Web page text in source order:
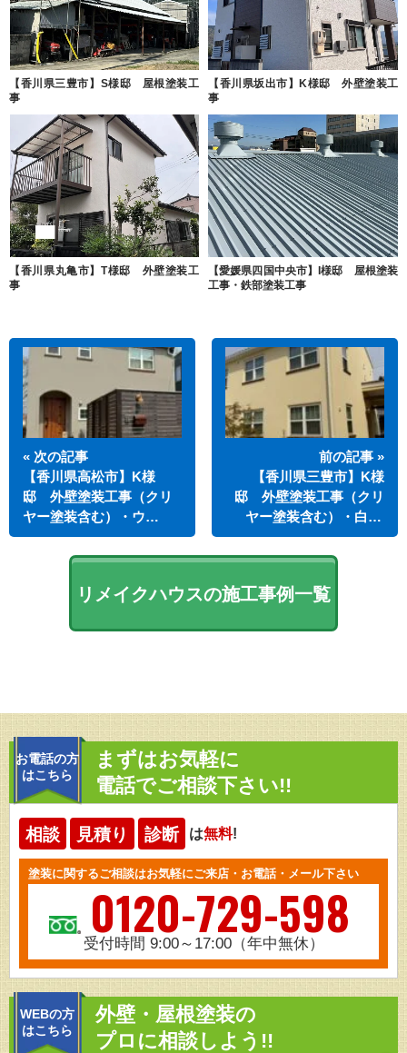
【香川県三豊市】S様邸 屋根塗装工
事
【香川県坂出市】K様邸 外壁塗装工
事
【香川県丸亀市】T様邸 外壁塗装工
事
【愛媛県四国中央市】I様邸 屋根塗装
工事・鉄部塗装工事
« 次の記事
【香川県高松市】K様
邸 外壁塗装工事（クリ
ヤー塗装含む）・ウ…
前の記事 »
【香川県三豊市】K様
邸 外壁塗装工事（クリ
ヤー塗装含む）・白…
リメイクハウスの施工事例一覧
お電話の方
はこちら
まずはお気軽に
電話でご相談下さい!!
相談 見積り 診断 は無料!
塗装に関するご相談はお気軽にご来店・お電話・メール下さい
0120-729-598
受付時間 9:00～17:00（年中無休）
WEBの方
はこちら
外壁・屋根塗装の
プロに相談しよう!!